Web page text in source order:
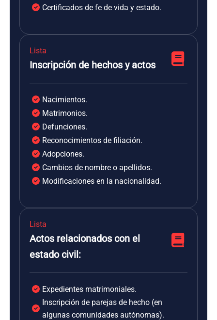
Certificados de fe de vida y estado.
Lista
Inscripción de hechos y actos
Nacimientos.
Matrimonios.
Defunciones.
Reconocimientos de filiación.
Adopciones.
Cambios de nombre o apellidos.
Modificaciones en la nacionalidad.
Lista
Actos relacionados con el
estado civil:
Expedientes matrimoniales.
Inscripción de parejas de hecho (en
algunas comunidades autónomas).